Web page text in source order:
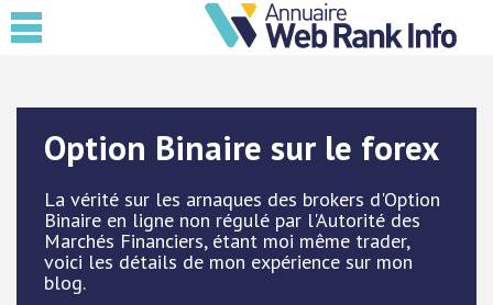
Option Binaire sur le forex
La vérité sur les arnaques des brokers d'Option
Binaire en ligne non régulé par l'Autorité des
Marchés Financiers, étant moi même trader,
voici les détails de mon expérience sur mon
blog.